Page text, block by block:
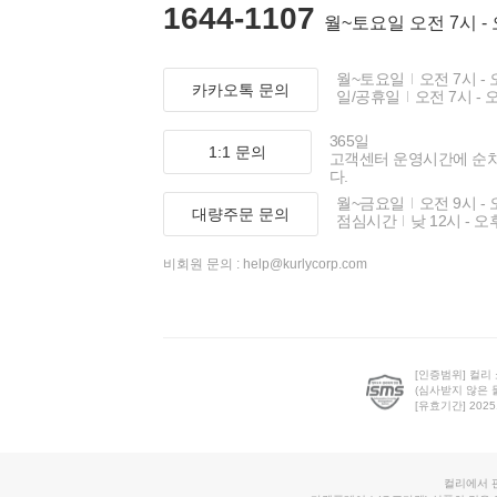
1644-1107 월~토요일 오전 7시 -
카카오톡 문의
월~토요일
오전 7시 -
일/공휴일
오전 7시 -
1:1 문의
365일
고객센터 운영시간에 순
다.
대량주문 문의
월~금요일
오전 9시 -
점심시간
낮 12시 - 오
비회원 문의 : help@kurlycorp.com
[인증범위] 컬리
(심사받지 않은
[유효기간]
컬리에서